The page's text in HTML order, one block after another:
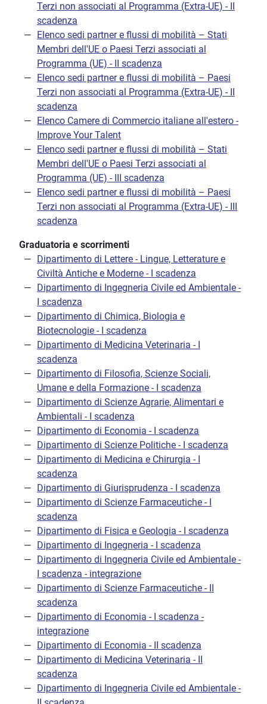
Terzi non associati al Programma (Extra-UE) - II
scadenza
Elenco sedi partner e flussi di mobilità – Stati
Membri dell'UE o Paesi Terzi associati al
Programma (UE) - II scadenza
Elenco sedi partner e flussi di mobilità – Paesi
Terzi non associati al Programma (Extra-UE) - II
scadenza
Elenco Camere di Commercio italiane all'estero -
Improve Your Talent
Elenco sedi partner e flussi di mobilità – Stati
Membri dell'UE o Paesi Terzi associati al
Programma (UE) - III scadenza
Elenco sedi partner e flussi di mobilità – Paesi
Terzi non associati al Programma (Extra-UE) - III
scadenza
Graduatoria e scorrimenti
Dipartimento di Lettere - Lingue, Letterature e
Civiltà Antiche e Moderne - I scadenza
Dipartimento di Ingegneria Civile ed Ambientale -
I scadenza
Dipartimento di Chimica, Biologia e
Biotecnologie - I scadenza
Dipartimento di Medicina Veterinaria - I
scadenza
Dipartimento di Filosofia, Scienze Sociali,
Umane e della Formazione - I scadenza
Dipartimento di Scienze Agrarie, Alimentari e
Ambientali - I scadenza
Dipartimento di Economia - I scadenza
Dipartimento di Scienze Politiche - I scadenza
Dipartimento di Medicina e Chirurgia - I
scadenza
Dipartimento di Giurisprudenza - I scadenza
Dipartimento di Scienze Farmaceutiche - I
scadenza
Dipartimento di Fisica e Geologia - I scadenza
Dipartimento di Ingegneria - I scadenza
Dipartimento di Ingegneria Civile ed Ambientale -
I scadenza - integrazione
Dipartimento di Scienze Farmaceutiche - II
scadenza
Dipartimento di Economia - I scadenza -
integrazione
Dipartimento di Economia - II scadenza
Dipartimento di Medicina Veterinaria - II
scadenza
Dipartimento di Ingegneria Civile ed Ambientale -